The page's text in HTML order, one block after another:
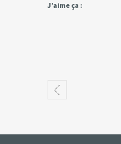
J’aime ça :